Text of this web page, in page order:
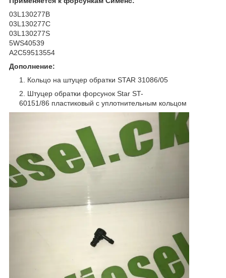
03L130277B
03L130277C
03L130277S
5WS40539
A2C59513554
Дополнение:
Кольцо на штуцер обратки STAR 31086/05
Штуцер обратки форсунок Star ST-
60151/86 пластиковый с уплотнительным кольцом